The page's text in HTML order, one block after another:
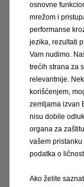
osnovne
mrežom i
performanse
jezika, rezultati
Vam nudimo.
trećih strana za
relevantnije.
korišćenjem,
zemljama izvan
nisu dobile
organa za
vašem pristanku
podatka o
Ako želite